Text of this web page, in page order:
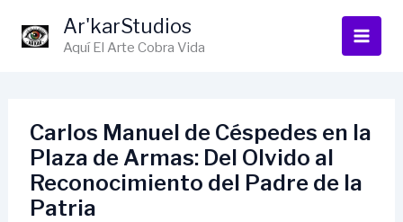
contenido
Ar'karStudios
Aquí El Arte Cobra Vida
Carlos Manuel de Céspedes en la
Plaza de Armas: Del Olvido al
Reconocimiento del Padre de la
Patria